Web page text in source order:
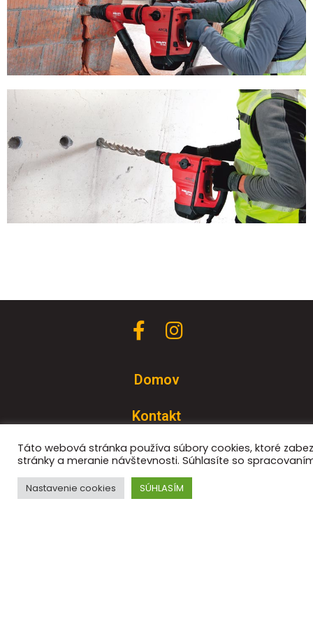
Domov
Kontakt
Realizácie
Služby
Táto webová stránka používa súbory cookies, ktoré
stránky a meranie návštevnosti. Súhlasíte so
Nastavenie cookies SÚHLASÍM